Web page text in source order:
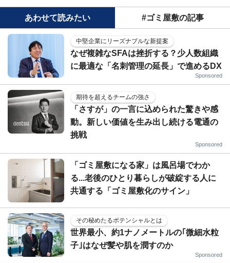
あわせて読みたい #ゴミ屋敷の記事
中堅企業にリーズナブルな新提案
なぜ複雑なSFAは挫折する？少人数組織
に最適な「名刺管理の延長」で進めるDX
Sponsored
期待を超えるチームの強さ
「さすが」の一言に込められた驚きや感
動。新しい価値を生み出し続ける電通の
挑戦
Sponsored
「ゴミ屋敷になる家」は風呂場でわか
る...老後のひとり暮らしが破綻する人に
共通する「ゴミ屋敷化のサイン」
その秘めたるポテンシャルとは
世界最小、約1ナノメートルの｢微細水粒
子｣はなぜ髪や肌を潤すのか
Sponsored